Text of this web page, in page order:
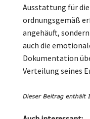
Ausstattung für
ordnungsgemäß
angehäuft,
auch die
Dokumentation
Verteilung seines